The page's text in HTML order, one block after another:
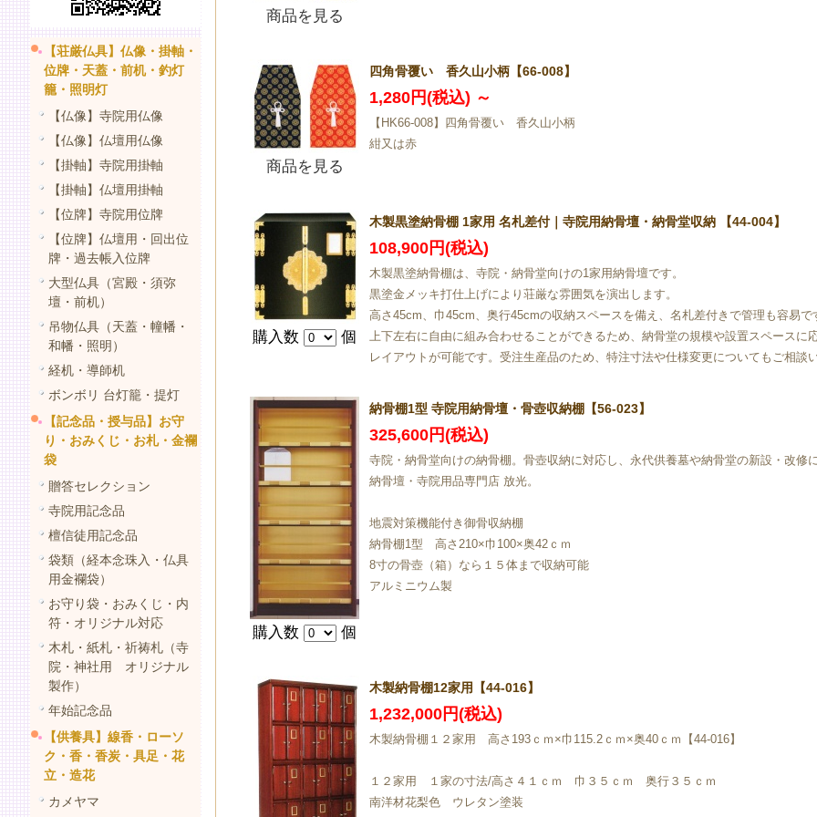
【荘厳仏具】仏像・掛軸・
位牌・天蓋・前机・釣灯
籠・照明灯
【仏像】寺院用仏像
【仏像】仏壇用仏像
【掛軸】寺院用掛軸
【掛軸】仏壇用掛軸
【位牌】寺院用位牌
【位牌】仏壇用・回出位
牌・過去帳入位牌
大型仏具（宮殿・須弥
壇・前机）
吊物仏具（天蓋・幢幡・
和幡・照明）
経机・導師机
ボンボリ 台灯籠・提灯
【記念品・授与品】お守
り・おみくじ・お札・金襴
袋
贈答セレクション
寺院用記念品
檀信徒用記念品
袋類（経本念珠入・仏具
用金襴袋）
お守り袋・おみくじ・内
符・オリジナル対応
木札・紙札・祈祷札（寺
院・神社用 オリジナル
製作）
年始記念品
【供養具】線香・ローソ
ク・香・香炭・具足・花
立・造花
カメヤマ
商品を見る
商品を見る
四角骨覆い 香久山小柄【66-008】
1,280円(税込) ～
【HK66-008】四角骨覆い 香久山小柄
紺又は赤
購入数 個
木製黒塗納骨棚 1家用 名札差付｜寺院用納骨壇・納骨堂収納 【44-004】
108,900円(税込)
木製黒塗納骨棚は、寺院・納骨堂向けの1家用納骨壇です。
黒塗金メッキ打仕上げにより荘厳な雰囲気を演出します。
高さ45cm、巾45cm、奥行45cmの収納スペースを備え、名札差付きで管理も容易で
上下左右に自由に組み合わせることができるため、納骨堂の規模や設置スペースに
レイアウトが可能です。受注生産品のため、特注寸法や仕様変更についてもご相談
購入数 個
納骨棚1型 寺院用納骨壇・骨壺収納棚【56-023】
325,600円(税込)
寺院・納骨堂向けの納骨棚。骨壺収納に対応し、永代供養墓や納骨堂の新設・改修に
納骨壇・寺院用品専門店 放光。
地震対策機能付き御骨収納棚
納骨棚1型 高さ210×巾100×奥42ｃｍ
8寸の骨壺（箱）なら１５体まで収納可能
アルミニウム製
木製納骨棚12家用【44-016】
1,232,000円(税込)
木製納骨棚１２家用 高さ193ｃｍ×巾115.2ｃｍ×奥40ｃｍ【44-016】
１２家用 １家の寸法/高さ４１ｃｍ 巾３５ｃｍ 奥行３５ｃｍ
南洋材花梨色 ウレタン塗装